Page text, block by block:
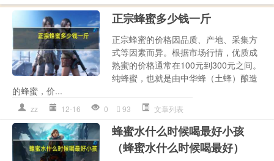
正宗蜂蜜多少钱一斤
正宗蜂蜜的价格因品质、产地、采集方
式等因素而异。根据市场行情，优质成
熟蜜的价格通常在100元到300元之间。
纯蜂蜜，也就是由中华蜂（土蜂）酿造
的蜂蜜，价...
zz 12-16 0 93 文章列表
蜂蜜水什么时候喝最好小孩
（蜂蜜水什么时候喝最好）